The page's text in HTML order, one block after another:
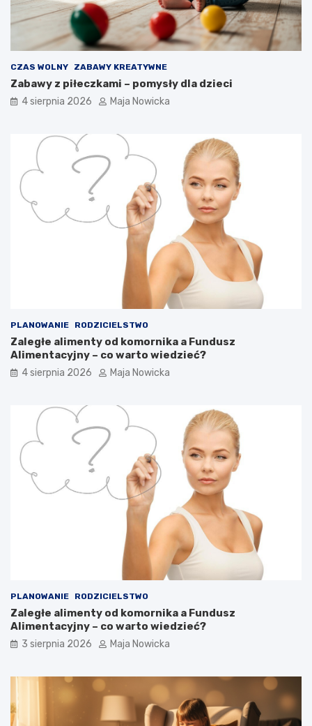
CZAS WOLNY ZABAWY KREATYWNE
Zabawy z piłeczkami – pomysły dla dzieci
4 sierpnia 2026 Maja Nowicka
PLANOWANIE RODZICIELSTWO
Zaległe alimenty od komornika a Fundusz
Alimentacyjny – co warto wiedzieć?
4 sierpnia 2026 Maja Nowicka
PLANOWANIE RODZICIELSTWO
Zaległe alimenty od komornika a Fundusz
Alimentacyjny – co warto wiedzieć?
3 sierpnia 2026 Maja Nowicka